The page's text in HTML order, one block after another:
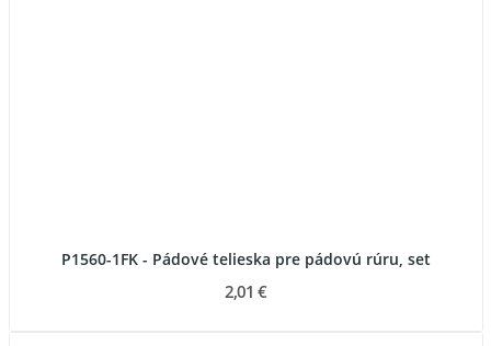
P1560-1FK - Pádové telieska pre pádovú rúru, set
2,01 €